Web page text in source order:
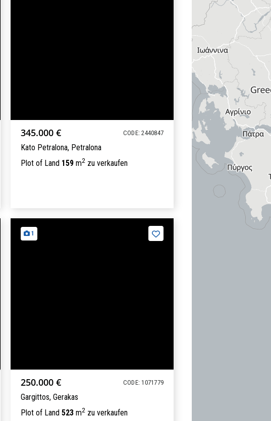
345.000 € CODE: 2440847
Kato Petralona, Petralona
Plot of Land 159m2zu verkaufen
1
250.000 € CODE: 1071779
Gargittos, Gerakas
Plot of Land 523m2zu verkaufen